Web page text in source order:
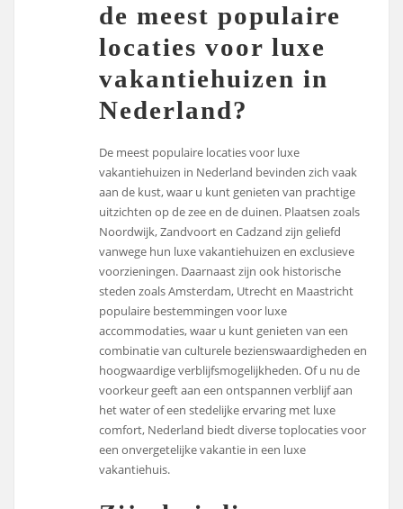
de meest populaire
locaties voor luxe
vakantiehuizen in
Nederland?
De meest populaire locaties voor luxe
vakantiehuizen in Nederland bevinden zich vaak
aan de kust, waar u kunt genieten van prachtige
uitzichten op de zee en de duinen. Plaatsen zoals
Noordwijk, Zandvoort en Cadzand zijn geliefd
vanwege hun luxe vakantiehuizen en exclusieve
voorzieningen. Daarnaast zijn ook historische
steden zoals Amsterdam, Utrecht en Maastricht
populaire bestemmingen voor luxe
accommodaties, waar u kunt genieten van een
combinatie van culturele bezienswaardigheden en
hoogwaardige verblijfsmogelijkheden. Of u nu de
voorkeur geeft aan een ontspannen verblijf aan
het water of een stedelijke ervaring met luxe
comfort, Nederland biedt diverse toplocaties voor
een onvergetelijke vakantie in een luxe
vakantiehuis.